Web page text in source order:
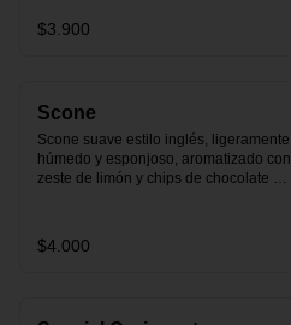
$3.900
Scone
Scone suave estilo inglés, ligeramente
húmedo y esponjoso, aromatizado con
zeste de limón y chips de chocolate
desayuno dulce y equilibrado.
$4.000